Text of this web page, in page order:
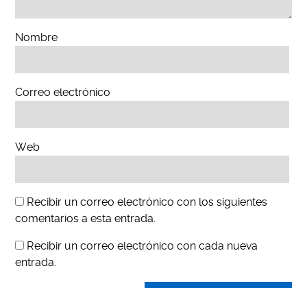
Nombre
Correo electrónico
Web
Recibir un correo electrónico con los siguientes
comentarios a esta entrada.
Recibir un correo electrónico con cada nueva
entrada.